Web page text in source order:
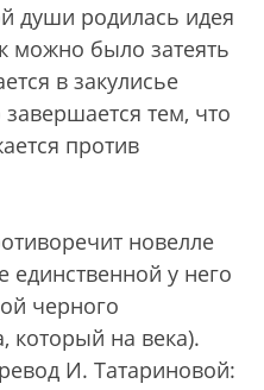
души родилась идея
можно было затеять
в закулисье
тем, что
против
новелле
у него
черного
который на века).
И. Татариновой: